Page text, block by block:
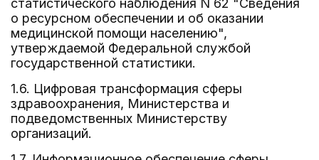
статистического наблюдения N 62 "Сведения
о ресурсном обеспечении и об оказании
медицинской помощи населению",
утверждаемой Федеральной службой
государственной статистики.
1.6. Цифровая трансформация сферы
здравоохранения, Министерства и
подведомственных Министерству
организаций.